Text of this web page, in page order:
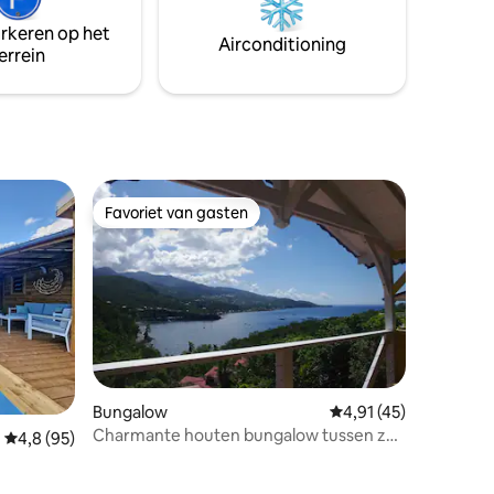
kunt de advertentie "COUNTRY LODGE"
bekijken 😉
op het
Airconditioning
Gemiddelde beoordeling van 4,8 uit 5, 95 recensies
4,8 (95)
Favoriet van gasten
Favoriet van gasten
Bungalow Gemiddelde
4,91 (45)
Charmante houten bungalow tussen zee